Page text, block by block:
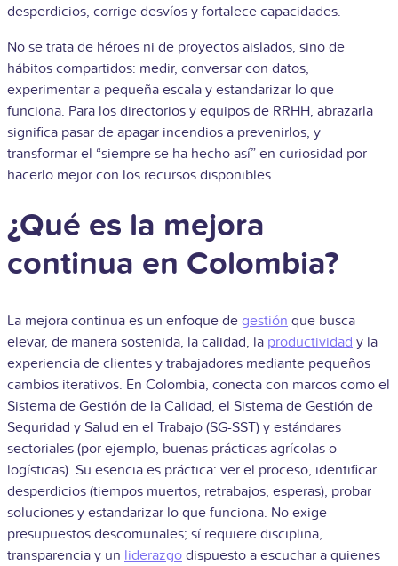
desperdicios, corrige desvíos y fortalece capacidades.
No se trata de héroes ni de proyectos aislados, sino de
hábitos compartidos: medir, conversar con datos,
experimentar a pequeña escala y estandarizar lo que
funciona. Para los directorios y equipos de RRHH, abrazarla
significa pasar de apagar incendios a prevenirlos, y
transformar el “siempre se ha hecho así” en curiosidad por
hacerlo mejor con los recursos disponibles.
¿Qué es la mejora
continua en Colombia?
La mejora continua es un enfoque de gestión que busca
elevar, de manera sostenida, la calidad, la productividad y la
experiencia de clientes y trabajadores mediante pequeños
cambios iterativos. En Colombia, conecta con marcos como el
Sistema de Gestión de la Calidad, el Sistema de Gestión de
Seguridad y Salud en el Trabajo (SG-SST) y estándares
sectoriales (por ejemplo, buenas prácticas agrícolas o
logísticas). Su esencia es práctica: ver el proceso, identificar
desperdicios (tiempos muertos, retrabajos, esperas), probar
soluciones y estandarizar lo que funciona. No exige
presupuestos descomunales; sí requiere disciplina,
transparencia y un liderazgo dispuesto a escuchar a quienes